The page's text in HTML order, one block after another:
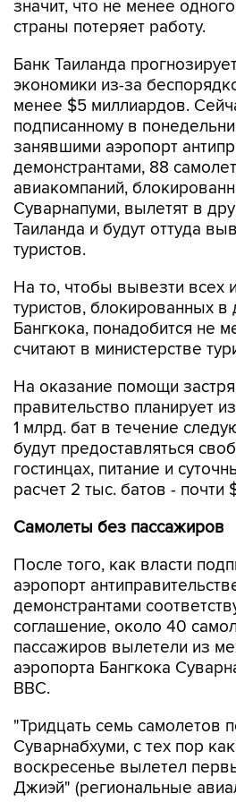
Банк Таиланда
менее $5 миллиардов.
подписанному в
занявшими аэропорт
демонстрантами, 88
авиакомпаний,
Суварнапуми, вылетят в
Таиланда и будут оттуда
туристов.
На то, чтобы вывезти всех
Бангкока, понадобится не
считают в министерстве
На оказание помощи
1 млрд. бат в течение
будут предоставляться
гостинцах, питание и
расчет 2 тыс. батов - почти
Самолеты без пассажиров
После того, как власти
демонстрантами
соглашение, около 40
пассажиров вылетели из
аэропорта Бангкока
ВВС.
"Тридцать семь самолетов
воскресенье вылетел
Джиэй" (региональные
заявили в пресс-службе